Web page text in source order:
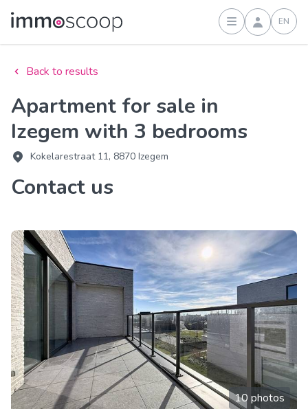
Sign inEN
Back to results
Apartment for sale in
Izegem with 3 bedrooms
Kokelarestraat 11, 8870 Izegem
Contact us
10 photos